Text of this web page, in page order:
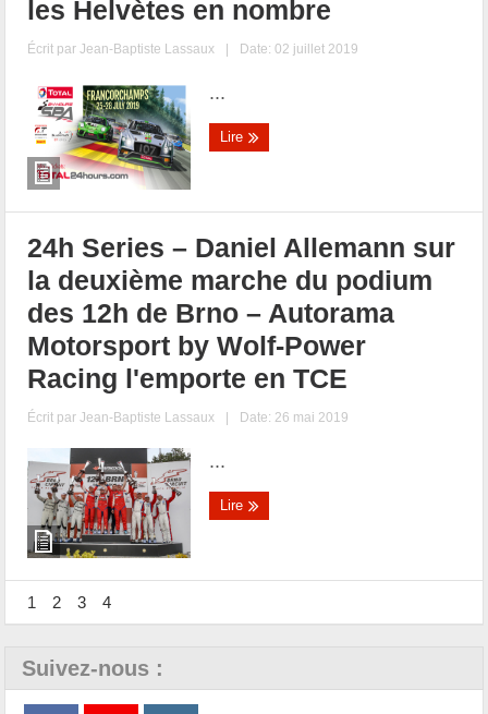
les Helvètes en nombre
Écrit parJean-Baptiste Lassaux | Date: 02 juillet 2019
...
Lire
24h Series – Daniel Allemann sur
la deuxième marche du podium
des 12h de Brno – Autorama
Motorsport by Wolf-Power
Racing l'emporte en TCE
Écrit parJean-Baptiste Lassaux | Date: 26 mai 2019
...
Lire
1 2 3 4
Suivez-nous :